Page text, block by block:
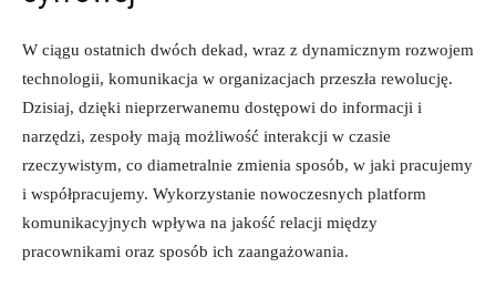
W ciągu ostatnich dwóch dekad, wraz z dynamicznym rozwojem
‌technologii, komunikacja w organizacjach przeszła rewolucję.
Dzisiaj, dzięki nieprzerwanemu dostępowi do informacji i
narzędzi, zespoły mają możliwość interakcji w ​czasie
rzeczywistym, co diametralnie zmienia sposób, w jaki pracujemy
i współpracujemy. Wykorzystanie nowoczesnych platform
komunikacyjnych wpływa na jakość relacji między
pracownikami oraz sposób ich zaangażowania.